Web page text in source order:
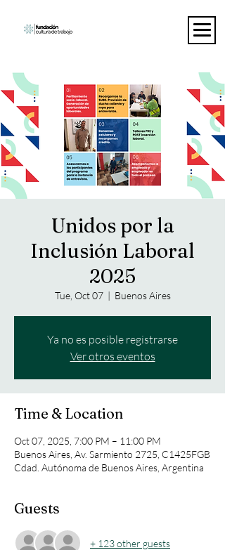
Unidos por la
Inclusión Laboral
2025
Tue, Oct 07
  |
Buenos Aires
Ya no es posible registrarse
Ver otros eventos
Time & Location
Oct 07, 2025, 7:00 PM – 11:00 PM
Buenos Aires, Av. Sarmiento 2725, C1425FGB
Cdad. Autónoma de Buenos Aires, Argentina
Guests
+ 123 other guests